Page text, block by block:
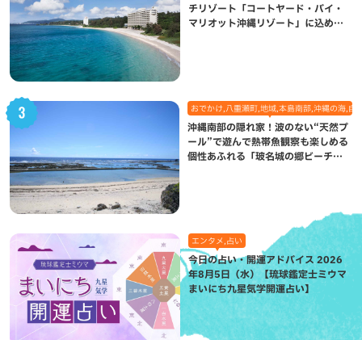
チリゾート「コートヤード・バイ・
マリオット沖縄リゾート」に込めら
おでかけ,八重瀬町,地域,本島南部,沖縄の海,自
沖縄南部の隠れ家！波のない“天然プ
ール”で遊んで熱帯魚観察も楽しめる
個性あふれる「玻名城の郷ビーチ」
エンタメ,占い
今日の占い・開運アドバイス 2026
年8月5日（水）【琉球鑑定士ミウマ
まいにち九星気学開運占い】